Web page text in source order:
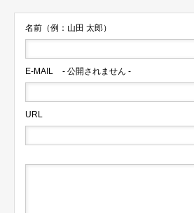
名前（例：山田 太郎）
E-MAIL - 公開されません -
URL